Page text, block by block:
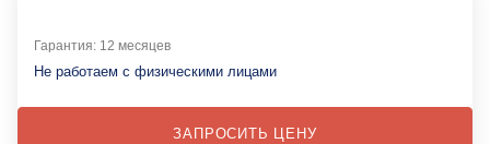
Гарантия: 12 месяцев
Не работаем с физическими лицами
ЗАПРОСИТЬ ЦЕНУ